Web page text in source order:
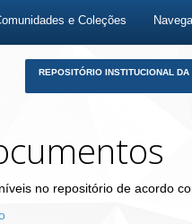
e Coleções
REPOSITÓRIO INSTITUCIONAL DA
no repositório de acordo